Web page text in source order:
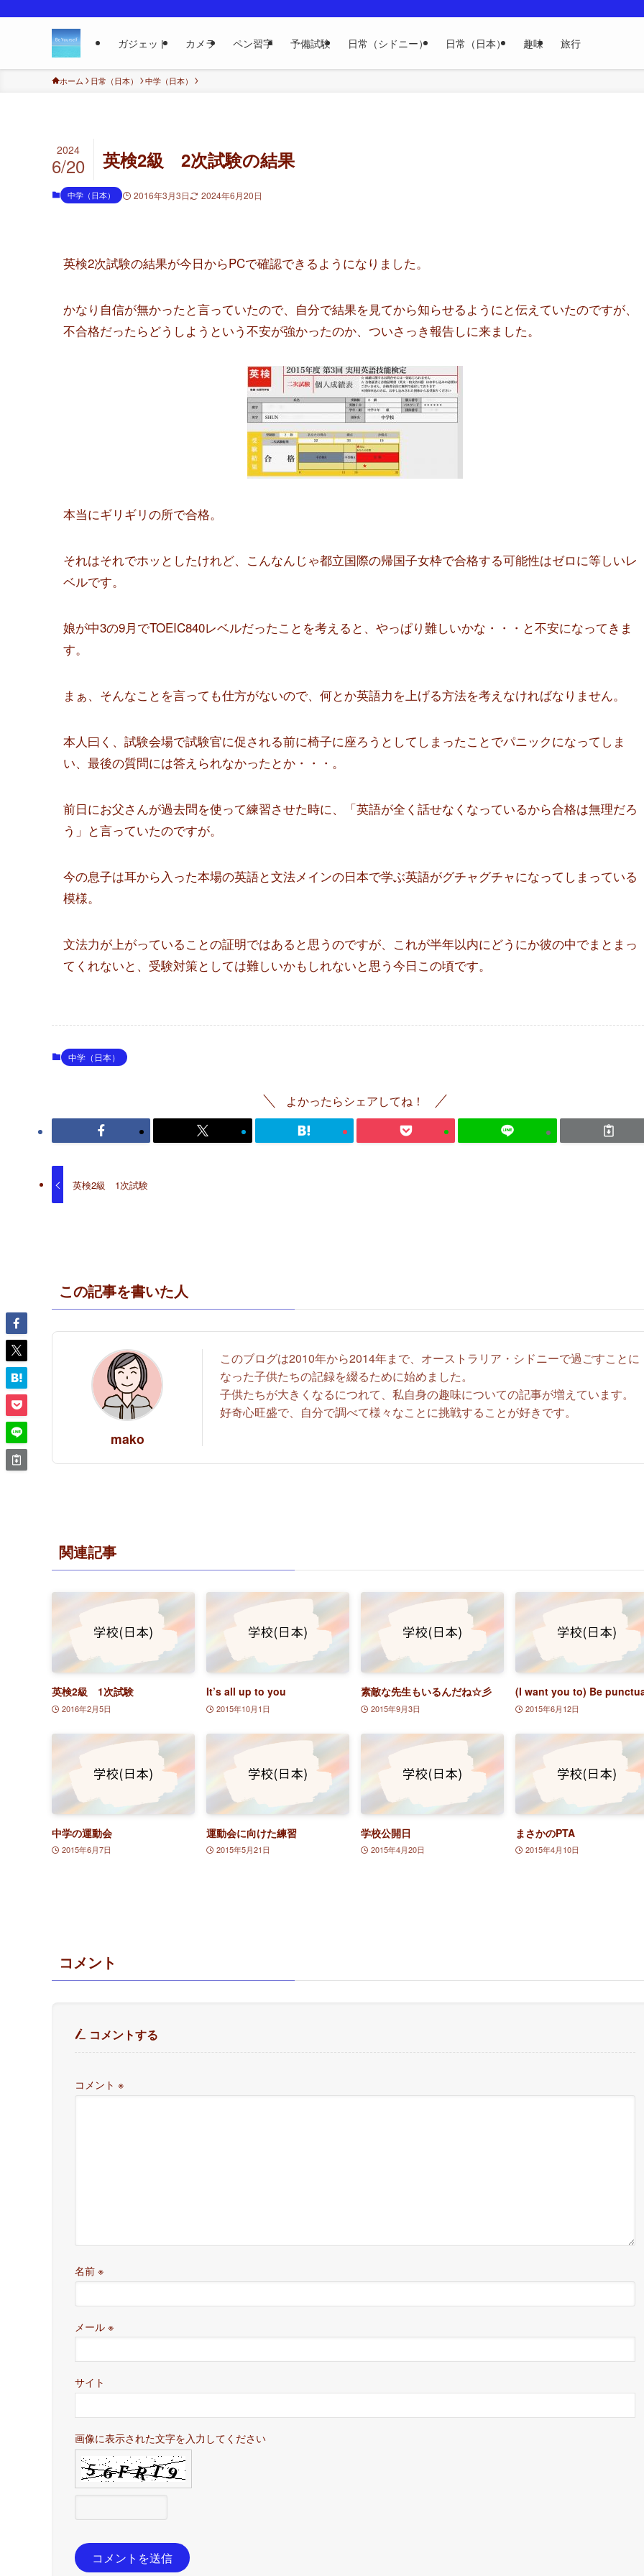
ガジェット カメラ ペン習字 予備試験 日常（シドニー） 日常（日本） 趣味 旅行
ホーム 日常（日本） 中学（日本）
英検2級 2次試験の結果
2024
6/20
中学（日本） 2016年3月3日 2024年6月20日
英検2次試験の結果が今日からPCで確認できるようになりました。
かなり自信が無かったと言っていたので、自分で結果を見てから知らせるようにと伝えていたのですが、
不合格だったらどうしようという不安が強かったのか、ついさっき報告しに来ました。
本当にギリギリの所で合格。
それはそれでホッとしたけれど、こんなんじゃ都立国際の帰国子女枠で合格する可能性はゼロに等しいレ
ベルです。
娘が中3の9月でTOEIC840レベルだったことを考えると、やっぱり難しいかな・・・と不安になってきま
す。
まぁ、そんなことを言っても仕方がないので、何とか英語力を上げる方法を考えなければなりません。
本人曰く、試験会場で試験官に促される前に椅子に座ろうとしてしまったことでパニックになってしま
い、最後の質問には答えられなかったとか・・・。
前日にお父さんが過去問を使って練習させた時に、「英語が全く話せなくなっているから合格は無理だろ
う」と言っていたのですが。
今の息子は耳から入った本場の英語と文法メインの日本で学ぶ英語がグチャグチャになってしまっている
模様。
文法力が上がっていることの証明ではあると思うのですが、これが半年以内にどうにか彼の中でまとまっ
てくれないと、受験対策としては難しいかもしれないと思う今日この頃です。
中学（日本）
よかったらシェアしてね！
英検2級 1次試験
この記事を書いた人
mako
このブログは2010年から2014年まで、オーストラリア・シドニーで過ごすことに
なった子供たちの記録を綴るために始めました。
子供たちが大きくなるにつれて、私自身の趣味についての記事が増えています。
好奇心旺盛で、自分で調べて様々なことに挑戦することが好きです。
関連記事
英検2級 1次試験
2016年2月5日
It’s all up to you
2015年10月1日
素敵な先生もいるんだね☆彡
2015年9月3日
(I want you to) Be
2015年6月12日
中学の運動会
2015年6月7日
運動会に向けた練習
2015年5月21日
学校公開日
2015年4月20日
まさかのPTA
2015年4月10日
コメント
コメントする
コメント ※
名前※
メール※
サイト
画像に表示された文字を入力してください